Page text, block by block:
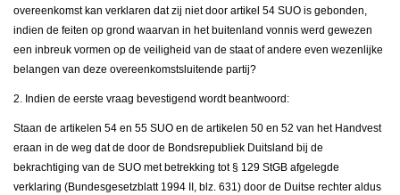
overeenkomst kan verklaren dat zij niet door artikel 54 SUO is gebonden,
indien de feiten op grond waarvan in het buitenland vonnis werd gewezen
een inbreuk vormen op de veiligheid van de staat of andere even wezenlijke
belangen van deze overeenkomstsluitende partij?
2. Indien de eerste vraag bevestigend wordt beantwoord:
Staan de artikelen 54 en 55 SUO en de artikelen 50 en 52 van het Handvest
eraan in de weg dat de door de Bondsrepubliek Duitsland bij de
bekrachtiging van de SUO met betrekking tot § 129 StGB afgelegde
verklaring (Bundesgesetzblatt 1994 II, blz. 631) door de Duitse rechter aldus